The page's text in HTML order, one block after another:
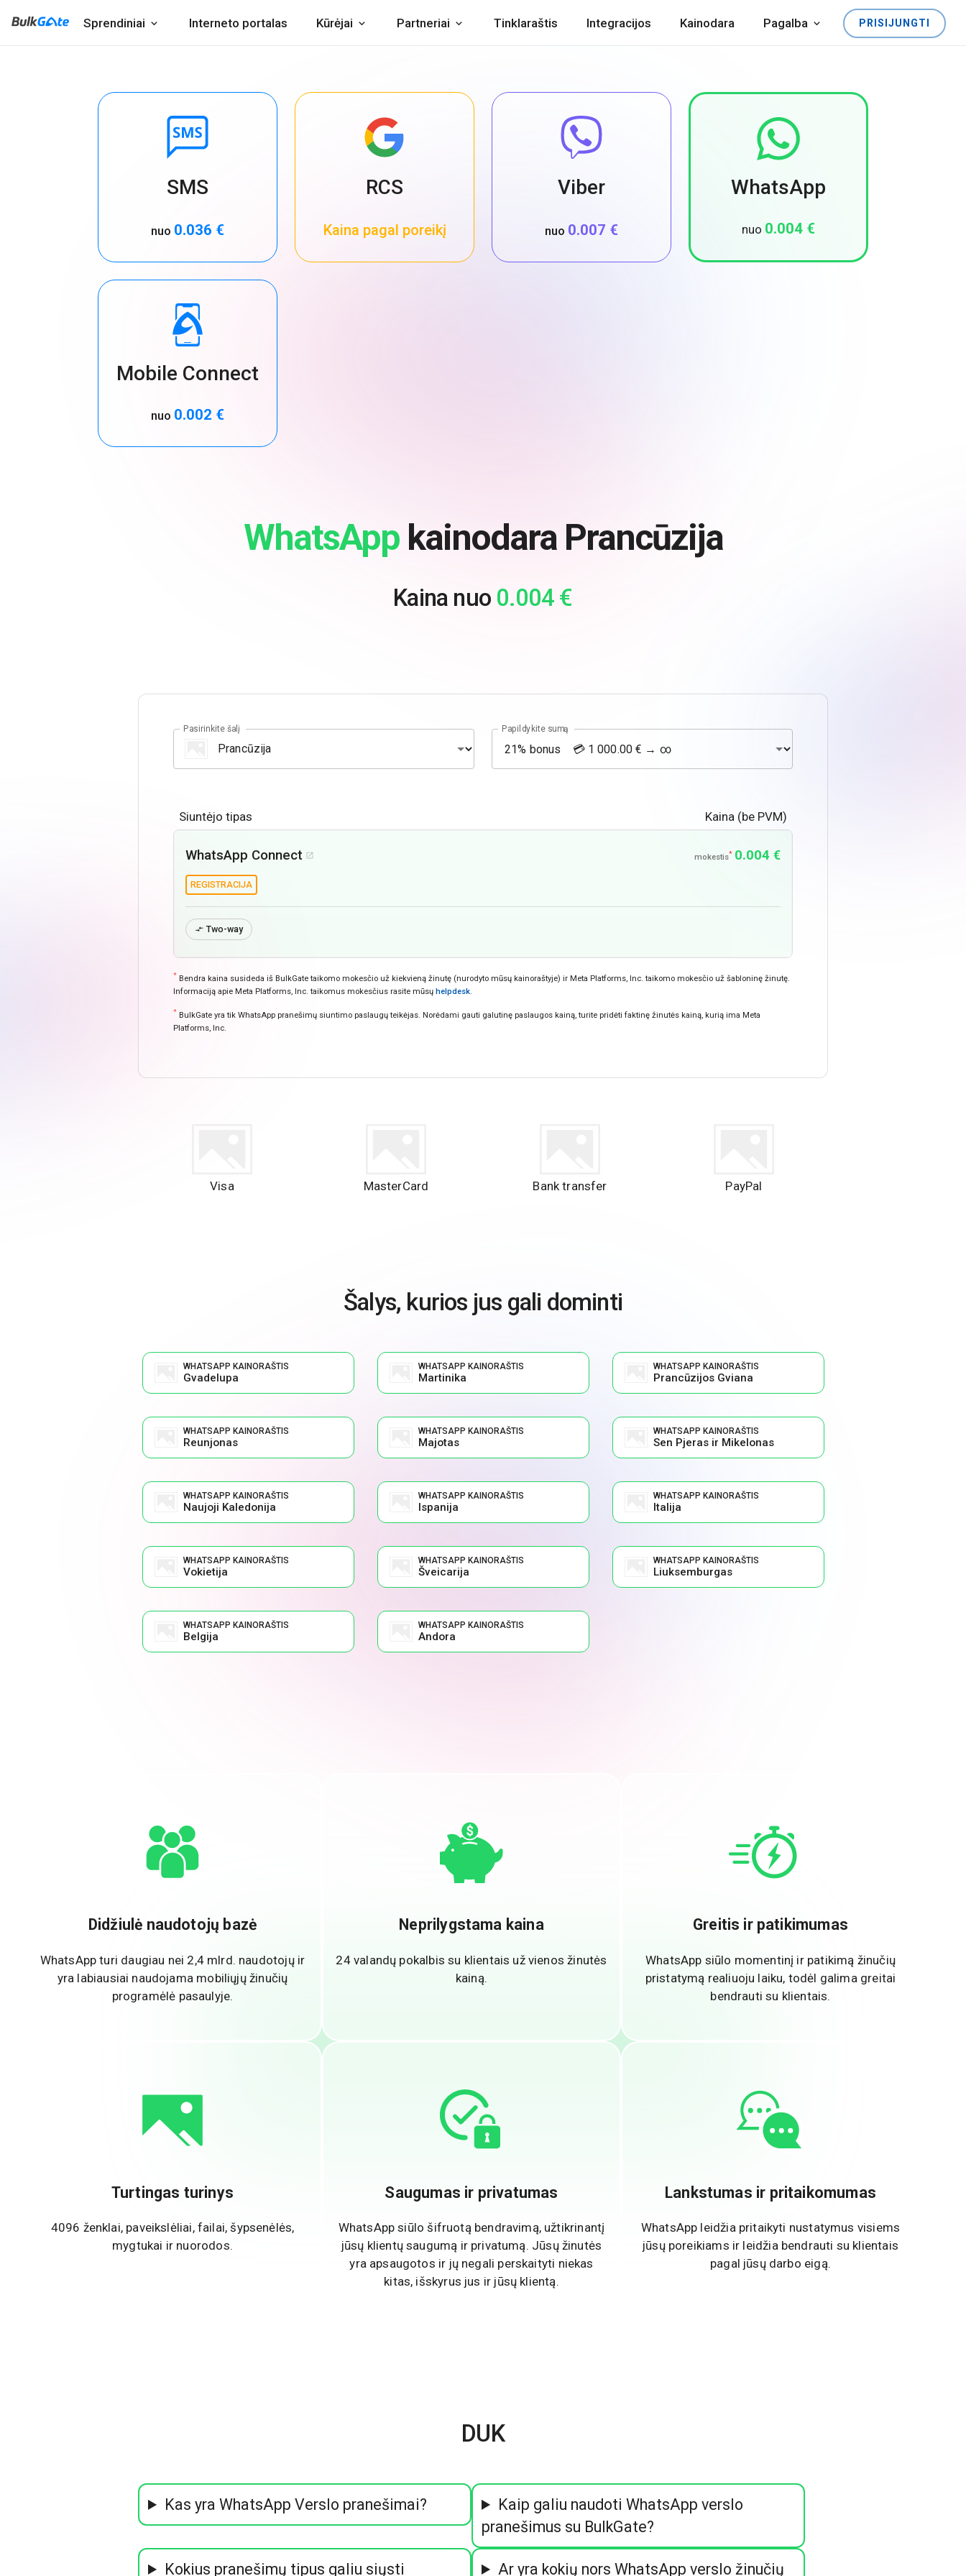
Sprendiniai Interneto portalas Kūrėjai Partneriai Tinklaraštis Integracijos Kainodara Pagalba PRISIJUNGTI
SMS
nuo 0.036 €
RCS
Kaina pagal poreikį
Viber
nuo 0.007 €
WhatsApp
nuo 0.004 €
Mobile Connect
nuo 0.002 €
WhatsAppkainodara Prancūzija
Kaina nuo 0.004 €
Pasirinkite šalį Papildykite sumą
Siuntėjo tipas Kaina (be PVM)
WhatsApp Connect  mokestis* 0.004 €
REGISTRACIJA
 Two-way
* Bendra kaina susideda iš BulkGate taikomo mokesčio už kiekvieną žinutę (nurodyto mūsų kainoraštyje) ir Meta Platforms, Inc. taikomo mokesčio už šabloninę žinutę.
Informaciją apie Meta Platforms, Inc. taikomus mokesčius rasite mūsų helpdesk
* BulkGate yra tik WhatsApp pranešimų siuntimo paslaugų teikėjas. Norėdami gauti galutinę paslaugos kainą, turite pridėti faktinę žinutės kainą, kurią ima Meta
Platforms, Inc.
Visa MasterCard Bank transfer PayPal
Šalys, kurios jus gali dominti
WHATSAPP KAINORAŠTIS
Gvadelupa
WHATSAPP KAINORAŠTIS
Martinika
WHATSAPP KAINORAŠTIS
Prancūzijos Gviana
WHATSAPP KAINORAŠTIS
Reunjonas
WHATSAPP KAINORAŠTIS
Majotas
WHATSAPP KAINORAŠTIS
Sen Pjeras ir Mikelonas
WHATSAPP KAINORAŠTIS
Naujoji Kaledonija
WHATSAPP KAINORAŠTIS
Ispanija
WHATSAPP KAINORAŠTIS
Italija
WHATSAPP KAINORAŠTIS
Vokietija
WHATSAPP KAINORAŠTIS
Šveicarija
WHATSAPP KAINORAŠTIS
Liuksemburgas
WHATSAPP KAINORAŠTIS
Belgija
WHATSAPP KAINORAŠTIS
Andora
Didžiulė naudotojų bazė
WhatsApp turi daugiau nei 2,4 mlrd. naudotojų ir
yra labiausiai naudojama mobiliųjų žinučių
programėlė pasaulyje.
Neprilygstama kaina
24 valandų pokalbis su klientais už vienos žinutės
kainą.
Greitis ir patikimumas
WhatsApp siūlo momentinį ir patikimą žinučių
pristatymą realiuoju laiku, todėl galima greitai
bendrauti su klientais.
Turtingas turinys
4096 ženklai, paveikslėliai, failai, šypsenėlės,
mygtukai ir nuorodos.
Saugumas ir privatumas
WhatsApp siūlo šifruotą bendravimą, užtikrinantį
jūsų klientų saugumą ir privatumą. Jūsų žinutės
yra apsaugotos ir jų negali perskaityti niekas
kitas, išskyrus jus ir jūsų klientą.
Lankstumas ir pritaikomumas
WhatsApp leidžia pritaikyti nustatymus visiems
jūsų poreikiams ir leidžia bendrauti su klientais
pagal jūsų darbo eigą.
DUK
Kas yra WhatsApp Verslo pranešimai?
Kaip galiu naudoti WhatsApp verslo
pranešimus su BulkGate?
Kokius pranešimų tipus galiu siųsti Ar yra kokių nors WhatsApp verslo žinučių